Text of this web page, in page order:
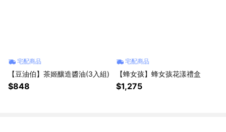
宅配商品
【豆油伯】茶姬釀造醬油(3入組)
$848
宅配商品
【蜂女孩】蜂女孩花漾禮盒
$1,275